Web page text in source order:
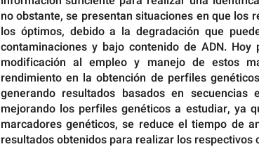
no obstante, se presentan situaciones en que los
los óptimos, debido a la degradación que
contaminaciones y bajo contenido de ADN.
modificación al empleo y manejo de estos
rendimiento en la obtención de perfiles
generando resultados basados en secuencias
mejorando los perfiles genéticos a estudiar, ya
marcadores genéticos, se reduce el tiempo de
resultados obtenidos para realizar los respectivos